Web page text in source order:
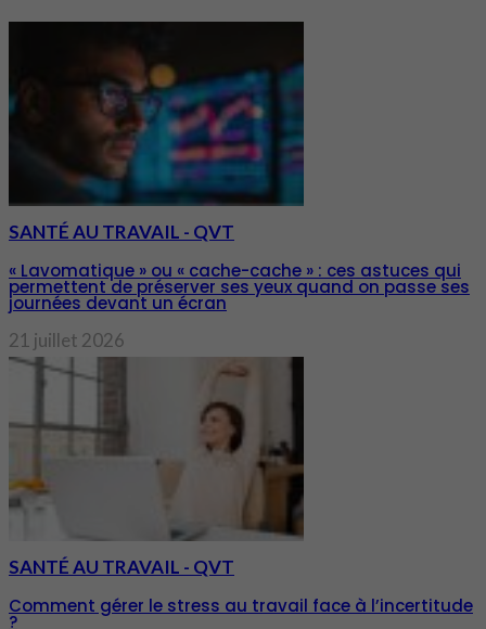
SANTÉ AU TRAVAIL - QVT
« Lavomatique » ou « cache-cache » : ces astuces qui
permettent de préserver ses yeux quand on passe ses
journées devant un écran
21 juillet 2026
SANTÉ AU TRAVAIL - QVT
Comment gérer le stress au travail face à l’incertitude
?